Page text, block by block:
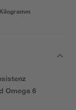
Omega 6